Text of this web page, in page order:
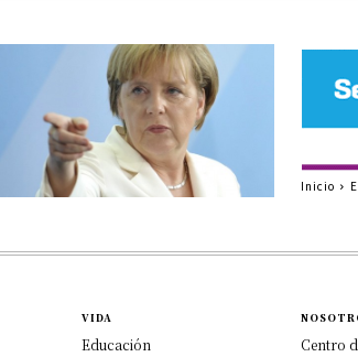
Inicio
VIDA
Educación
Centro